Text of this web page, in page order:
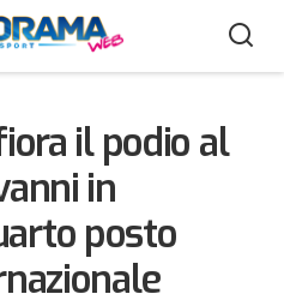
il podio al
in
posto